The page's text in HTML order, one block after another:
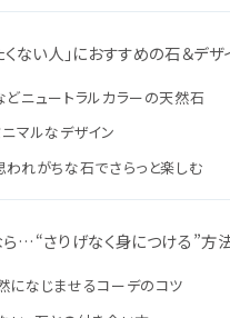
くない人」におすすめの石＆デザ
どニュートラルカラーの天然石
ニマルなデザイン
われがちな石でさらっと楽しむ
…“さりげなく身につける”方
になじませるコーデのコツ